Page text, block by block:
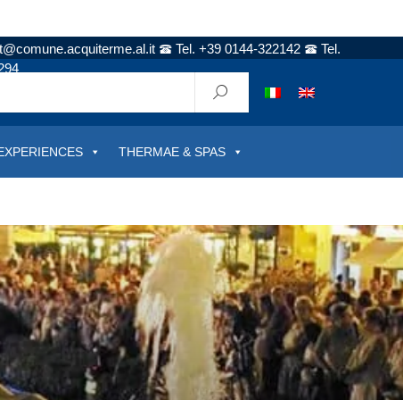
Tel. +39 0144-322142
Tel.
THERMAE & SPAS